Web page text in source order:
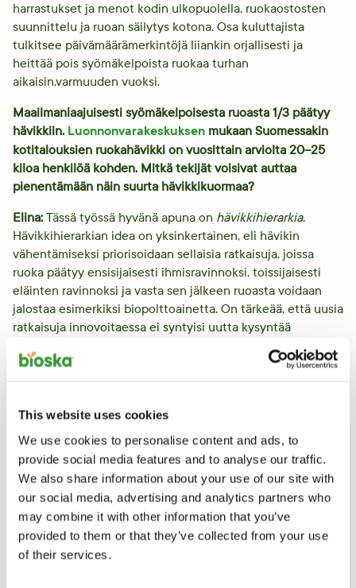
This website uses cookies
We use cookies to personalise content and ads, to
provide social media features and to analyse our traffic.
We also share information about your use of our site with
our social media, advertising and analytics partners who
may combine it with other information that you’ve
provided to them or that they’ve collected from your use
of their services.
harrastukset ja menot kodin ulkopuolella, ruokaostosten
suunnittelu ja ruoan säilytys kotona. Osa kuluttajista
tulkitsee päivämäärämerkintöjä liiankin orjallisesti ja
heittää pois syömäkelpoista ruokaa turhan
aikaisin,varmuuden vuoksi.
Maailmanlaajuisesti syömäkelpoisesta ruoasta 1/3 päätyy
hävikkiin. Luonnonvarakeskuksen mukaan Suomessakin
kotitalouksien ruokahävikki on vuosittain arviolta 20–25
kiloa henkilöä kohden. Mitkä tekijät voisivat auttaa
pienentämään näin suurta hävikkikuormaa?
Elina:Tässä työssä hyvänä apuna on hävikkihierarkia.
Hävikkihierarkian idea on yksinkertainen, eli hävikin
vähentämiseksi priorisoidaan sellaisia ratkaisuja, joissa
ruoka päätyy ensisijaisesti ihmisravinnoksi, toissijaisesti
eläinten ravinnoksi ja vasta sen jälkeen ruoasta voidaan
jalostaa esimerkiksi biopolttoainetta. On tärkeää, että uusia
ratkaisuja innovoitaessa ei syntyisi uutta kysyntää
ruokahävikille raaka-aineena johonkin muuhun, vaan että
ensisijaisesti pyrittäisiin ennalta ehkäisemään hävikin
Vastuullisen kuluttamisen parissa on pitkään pyritty
ongelmasta. Tutkimusten mukaan on kuitenkin olemassa
ns. asenteen ja käyttäytymisen välinen kuilu ( intention-
action gap), eli ihmiset eivät syystä tai toisesta toimi
arvojensa ja asenteidensa mukaisesti arjessaan.
Ruokahävikki on tästä hyvä esimerkki, sillä kuka nyt
oikeasti haluaisi tietoisesti sitä, että ruokaa menee roskiin?
Ja silti ongelma on olemassa. Siksi tiedon jakaminen on